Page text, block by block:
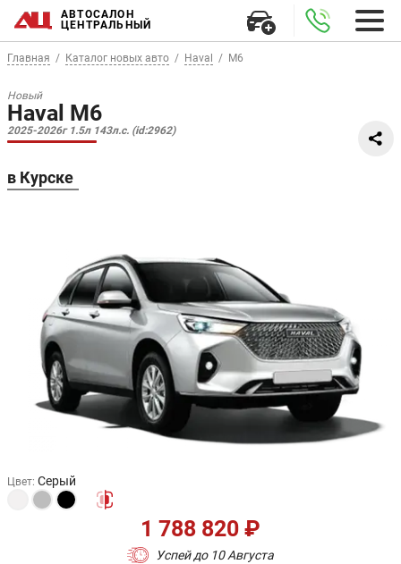
АВТОСАЛОН
ЦЕНТРАЛЬНЫЙ
Главная Каталог новых авто Haval M6
Новый
Haval M6
2025-2026г 1.5л 143л.с. (id:2962)
в Курске
Цвет: Серый
Успей до 10 Августа
1 788 820 ₽